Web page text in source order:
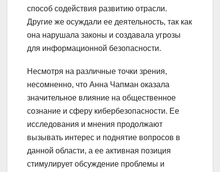
способ содействия развитию отрасли.
Другие же осуждали ее деятельность, так как
она нарушала законы и создавала угрозы
для информационной безопасности.
Несмотря на различные точки зрения,
несомненно, что Анна Чапман оказала
значительное влияние на общественное
сознание и сферу кибербезопасности. Ее
исследования и мнения продолжают
вызывать интерес и поднятие вопросов в
данной области, а ее активная позиция
стимулирует обсуждение проблемы и